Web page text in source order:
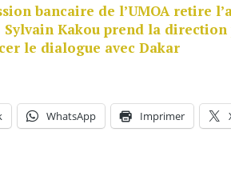
bancaire de l’UMOA retire
Kakou prend la direction
le dialogue avec Dakar
WhatsApp Imprimer